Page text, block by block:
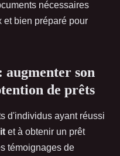
nécessaires
et bien préparé pour
augmenter son
de prêts
d'individus ayant réussi
et à obtenir un prêt
témoignages de